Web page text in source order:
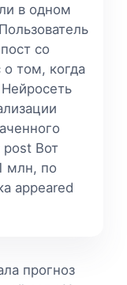
в одном
со
о том, когда
post Вот
млн, по
appeared
прогноз